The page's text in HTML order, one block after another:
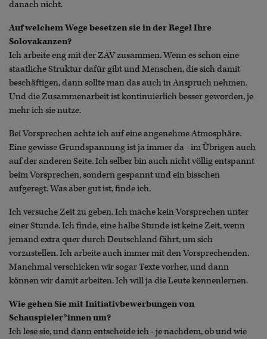
danach nicht.
Auf welchem Wege besetzen sie in der Regel Ihre
Solovakanzen?
Ich arbeite eng mit der ZAV zusammen. Wenn es schon eine
staatliche Struktur dafür gibt und Menschen, die sich damit
beschäftigen, dann sollte man das auch in Anspruch nehmen.
Und die Zusammenarbeit ist kontinuierlich besser geworden, je
mehr ich sie nutze.
Bei Vorsprechen achte ich auf eine angenehme Atmosphäre.
Eine gewisse Grundspannung ist ja immer da - im Übrigen auch
auf der anderen Seite. Ich selber bin auch nicht völlig entspannt
beim Vorsprechen, sondern gespannt und ein bisschen
aufgeregt. Was aber gut ist, finde ich.
Ich versuche Zeit zu geben. Ich mache kein Vorsprechen unter
einer Stunde. Ich finde, eine halbe Stunde ist keine Zeit, wenn
jemand extra quer durch Deutschland fährt, um sich
vorzustellen. Ich arbeite auch immer mit den Vorsprechenden.
Manchmal verschicken wir sogar Texte vorher, und dann
können wir damit arbeiten. Ich will ja die Leute kennenlernen.
Wie gehen Sie mit Initiativbewerbungen von
Schauspieler*innen um?
Ich lese sie, und dann entscheide ich - je nachdem, ob und wie